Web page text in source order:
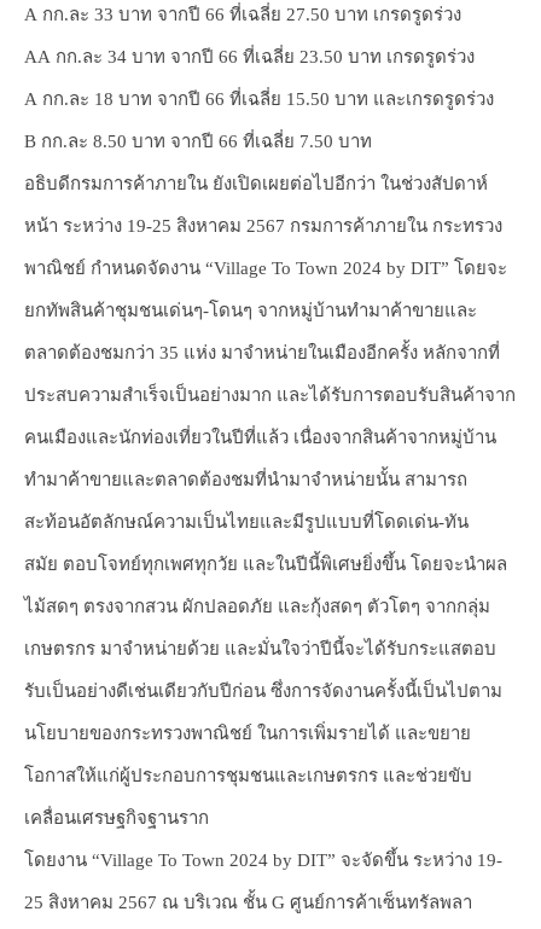
A กก.ละ 33 บาท จากปี 66 ที่เฉลี่ย 27.50 บาท เกรดรูดร่วง
AA กก.ละ 34 บาท จากปี 66 ที่เฉลี่ย 23.50 บาท เกรดรูดร่วง
A กก.ละ 18 บาท จากปี 66 ที่เฉลี่ย 15.50 บาท และเกรดรูดร่วง
B กก.ละ 8.50 บาท จากปี 66 ที่เฉลี่ย 7.50 บาท
อธิบดีกรมการค้าภายใน ยังเปิดเผยต่อไปอีกว่า ในช่วงสัปดาห์
หน้า ระหว่าง 19-25 สิงหาคม 2567 กรมการค้าภายใน กระทรวง
พาณิชย์ กำหนดจัดงาน “Village To Town 2024 by DIT” โดยจะ
ยกทัพสินค้าชุมชนเด่นๆ-โดนๆ จากหมู่บ้านทำมาค้าขายและ
ตลาดต้องชมกว่า 35 แห่ง มาจำหน่ายในเมืองอีกครั้ง หลักจากที่
ประสบความสำเร็จเป็นอย่างมาก และได้รับการตอบรับสินค้าจาก
คนเมืองและนักท่องเที่ยวในปีที่แล้ว เนื่องจากสินค้าจากหมู่บ้าน
ทำมาค้าขายและตลาดต้องชมที่นำมาจำหน่ายนั้น สามารถ
สะท้อนอัตลักษณ์ความเป็นไทยและมีรูปแบบที่โดดเด่น-ทัน
สมัย ตอบโจทย์ทุกเพศทุกวัย และในปีนี้พิเศษยิ่งขึ้น โดยจะนำผล
ไม้สดๆ ตรงจากสวน ผักปลอดภัย และกุ้งสดๆ ตัวโตๆ จากกลุ่ม
เกษตรกร มาจำหน่ายด้วย และมั่นใจว่าปีนี้จะได้รับกระแสตอบ
รับเป็นอย่างดีเช่นเดียวกับปีก่อน ซึ่งการจัดงานครั้งนี้เป็นไปตาม
นโยบายของกระทรวงพาณิชย์ ในการเพิ่มรายได้ และขยาย
โอกาสให้แก่ผู้ประกอบการชุมชนและเกษตรกร และช่วยขับ
เคลื่อนเศรษฐกิจฐานราก
โดยงาน “Village To Town 2024 by DIT” จะจัดขึ้น ระหว่าง 19-
25 สิงหาคม 2567 ณ บริเวณ ชั้น G ศูนย์การค้าเซ็นทรัลพลา